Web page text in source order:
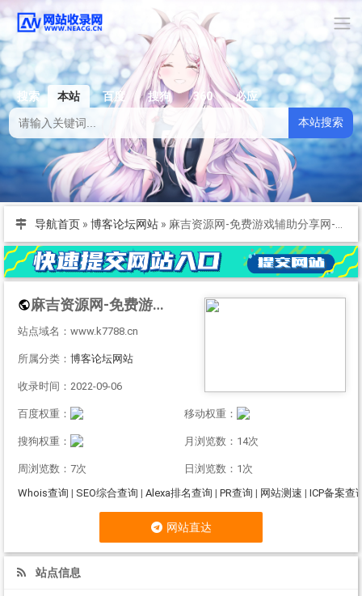
搜索 本站 百度 搜狗 360
必应
本站搜索
导航首页 » 博客论坛网站 »
麻吉资源网-免费游戏辅助分享网-众多破解软件资源论坛 - www.k7788.cn - www.k7788.cn
站点域名：www.k7788.cn
所属分类： 博客论坛网站
收录时间：2022-09-06
百度权重： 移动权重：
搜狗权重： 月浏览数：14次
周浏览数：7次
日浏览数：1次
Whois查询 | SEO综合查询 | Alexa排名查询 | PR查询 | 网站测速 | ICP备案查
网站直达
站点信息